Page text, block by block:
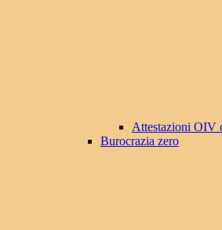
Attestazioni OIV
Burocrazia zero